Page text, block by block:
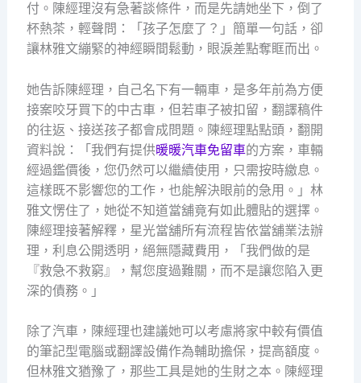
付。陳經理沒有急著談條件，而是先請她坐下，倒了
杯熱茶，輕聲問：「孩子怎麼了？」簡單一句話，卻
讓林雅文繃緊的神經瞬間鬆動，眼淚差點奪眶而出。
她告訴陳經理，自己名下有一輛車，是多年前為方便
接案咬牙買下的中古車，但若車子被扣留，翻譯稿件
的往返、接送孩子都會成問題。陳經理點點頭，翻開
資料說：「我們有提供暖暖汽車免留車的方案，車輛
經過鑑價後，您仍然可以繼續使用，只需按時繳息。
這樣既不影響您的工作，也能解決眼前的急用。」林
雅文愣住了，她從不知道當舖竟有如此體貼的選擇。
陳經理接著解釋，星光當舖所有流程皆依當舖業法辦
理，利息公開透明，絕無隱藏費用，「我們做的是
『救急不救窮』，幫您度過難關，而不是讓您陷入更
深的債務。」
除了汽車，陳經理也建議她可以考慮將家中較有價值
的筆記型電腦或翻譯設備作為輔助擔保，提高額度。
但林雅文猶豫了，那些工具是她的生財之本。陳經理